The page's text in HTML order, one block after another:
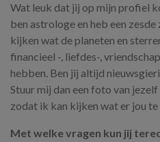
Wat leuk dat jij op mijn profiel
ben astrologe en heb een
kijken wat de planeten en
financieel -, liefdes-,
hebben. Ben jij altijd
Stuur mij dan een foto van
zodat ik kan kijken wat er jou
Met welke vragen kun jij